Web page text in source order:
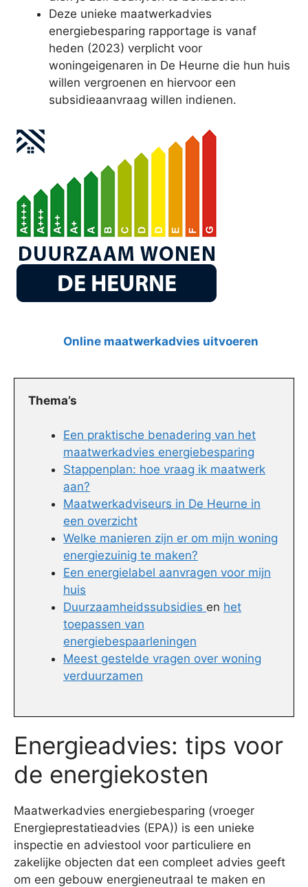
Deze unieke maatwerkadvies
energiebesparing rapportage is vanaf
heden (2023) verplicht voor
woningeigenaren in De Heurne die hun huis
willen vergroenen en hiervoor een
subsidieaanvraag willen indienen.
Online maatwerkadvies uitvoeren
Thema’s
Een praktische benadering van het
maatwerkadvies energiebesparing
Stappenplan: hoe vraag ik maatwerk
aan?
Maatwerkadviseurs in De Heurne in
een overzicht
Welke manieren zijn er om mijn woning
energiezuinig te maken?
Een energielabel aanvragen voor mijn
huis
Duurzaamheidssubsidies en het
toepassen van
energiebespaarleningen
Meest gestelde vragen over woning
verduurzamen
Energieadvies: tips voor
de energiekosten
Maatwerkadvies energiebesparing (vroeger
Energieprestatieadvies (EPA)) is een unieke
inspectie en adviestool voor particuliere en
zakelijke objecten dat een compleet advies geeft
om een gebouw energieneutraal te maken en